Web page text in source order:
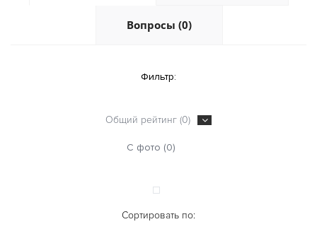
Вопросы (0)
Фильтр:
Общий рейтинг (0)
С фото (0)
Сортировать по: